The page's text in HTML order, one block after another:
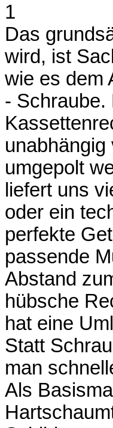
1
Das
wird, ist
wie es dem
- Schraube.
umgepolt
liefert uns
oder ein
perfekte
passende
Abstand
hübsche
hat eine
Statt
man
Als